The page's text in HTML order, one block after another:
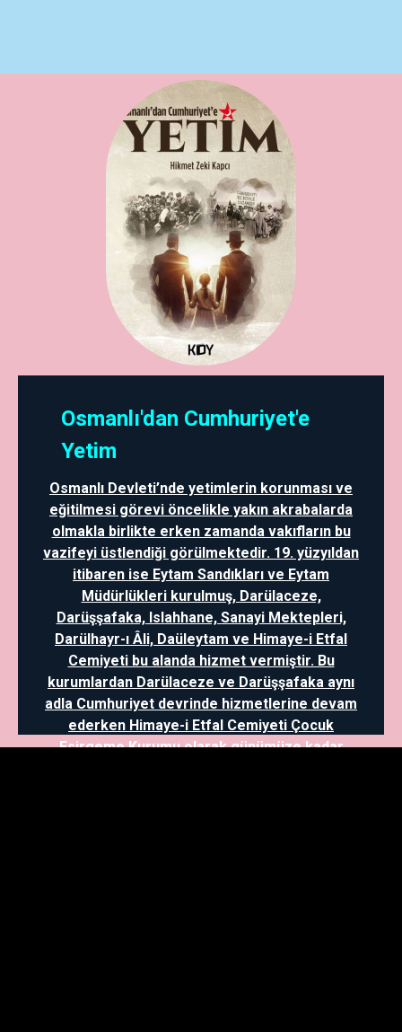
Osmanlı'dan Cumhuriyet'e
Yetim
Osmanlı Devleti’nde yetimlerin korunması ve
eğitilmesi görevi öncelikle yakın akrabalarda
olmakla birlikte erken zamanda vakıfların bu
vazifeyi üstlendiği görülmektedir. 19. yüzyıldan
itibaren ise Eytam Sandıkları ve Eytam
Müdürlükleri kurulmuş, Darülaceze,
Darüşşafaka, Islahhane, Sanayi Mektepleri,
Darülhayr-ı Âli, Daüleytam ve Himaye-i Etfal
Cemiyeti bu alanda hizmet vermiştir. Bu
kurumlardan Darülaceze ve Darüşşafaka aynı
adla Cumhuriyet devrinde hizmetlerine devam
ederken Himaye-i Etfal Cemiyeti Çocuk
Esirgeme Kurumu olarak günümüze kadar